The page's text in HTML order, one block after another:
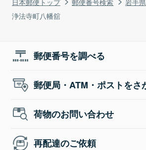
浄法寺町八幡舘
郵便番号を調べる
郵便局・ATM・ポストをさ
荷物のお問い合わせ
再配達のご依頼